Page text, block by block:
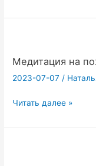
Учителей
свой
Медитация на
2023-07-07 /
Медитация
пожелание
Читать далее »